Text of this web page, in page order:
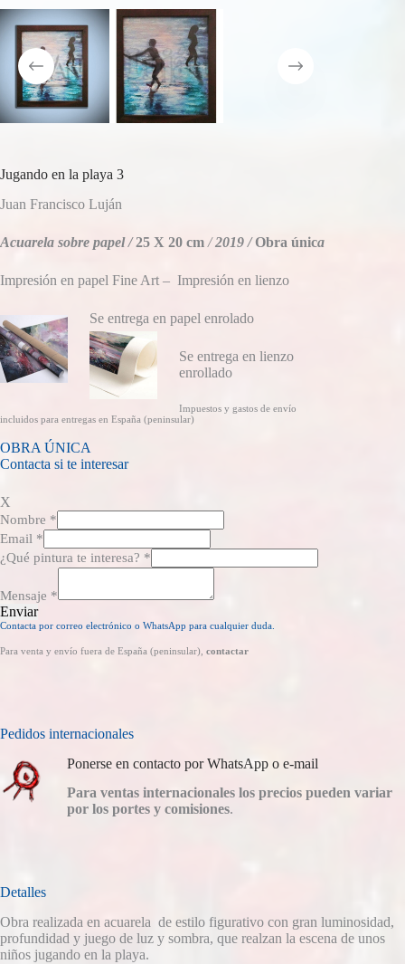
Jugando en la playa 3
Juan Francisco Luján
Acuarela sobre papel / 25 X 20 cm /2019 /Obra única
Impresión en papel Fine Art – Impresión en lienzo
Se entrega en papel enrolado
Se entrega en lienzo
enrollado
Impuestos y gastos de envío
incluidos para entregas en España (peninsular)
OBRA ÚNICA
Contacta si te interesar
X
Nombre *
Email *
¿Qué pintura te interesa? *
Mensaje *
Enviar
Contacta por correo electrónico o WhatsApp para cualquier duda.
Para venta y envío fuera de España (peninsular), contactar
Pedidos internacionales
Ponerse en contacto por WhatsApp o e-mail
Para ventas internacionales los precios pueden variar
por los portes y comisiones.
Detalles
Obra realizada en acuarela de estilo figurativo con gran luminosidad,
profundidad y juego de luz y sombra, que realzan la escena de unos
niños jugando en la playa.